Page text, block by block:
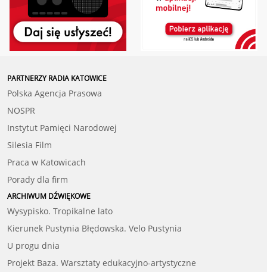
PARTNERZY RADIA KATOWICE
Polska Agencja Prasowa
NOSPR
Instytut Pamięci Narodowej
Silesia Film
Praca w Katowicach
Porady dla firm
ARCHIWUM DŹWIĘKOWE
Wysypisko. Tropikalne lato
Kierunek Pustynia Błędowska. Velo Pustynia
U progu dnia
Projekt Baza. Warsztaty edukacyjno-artystyczne